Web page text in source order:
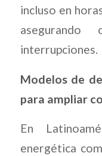
incluso en
asegurando
interrupciones.
Modelos de
para ampliar
En
energética